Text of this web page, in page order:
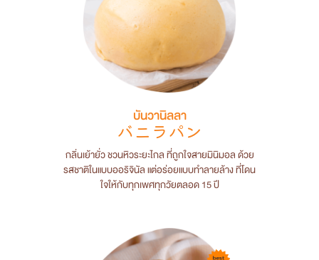
บันวานิลลา
バニラパン
กลิ่นเย้ายั่ว ชวนหิวระยะไกล ที่ถูกใจสายมินิมอล ด้วย
รสชาติในแบบออริจินัล แต่อร่อยแบบทำลายล้าง ที่โดน
ใจให้กับทุกเพศทุกวัยตลอด 15 ปี